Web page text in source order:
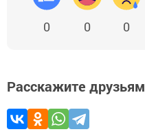
0 0 0
Расскажите друзьям